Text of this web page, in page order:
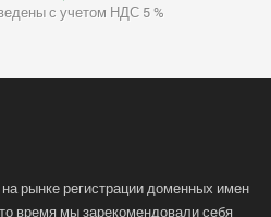
с учетом НДС 5 %
рынке регистрации доменных имен
время мы зарекомендовали себя